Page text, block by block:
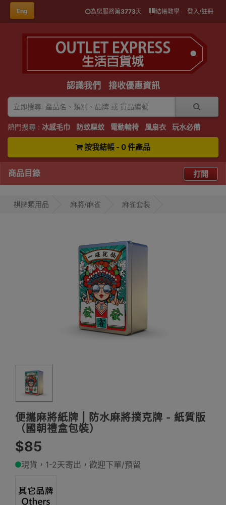
Eng 為您服務第3773天 結帳教學 登入/註冊
認識我們 接收優惠資訊
熱門搜尋 : 冰感毛巾 防蚊驅蚊 電動輪椅 風扇衣 玩水必備
按我結帳 - 0 件產品
商品目錄 打開
棋牌類用品 麻將/麻雀 麻雀套裝
便攜麻將紙牌 | 防水麻將撲克牌 - 紙質版
（國朝禮盒包裝）
$85
現貨，1-2天寄出，歡迎下單/預留